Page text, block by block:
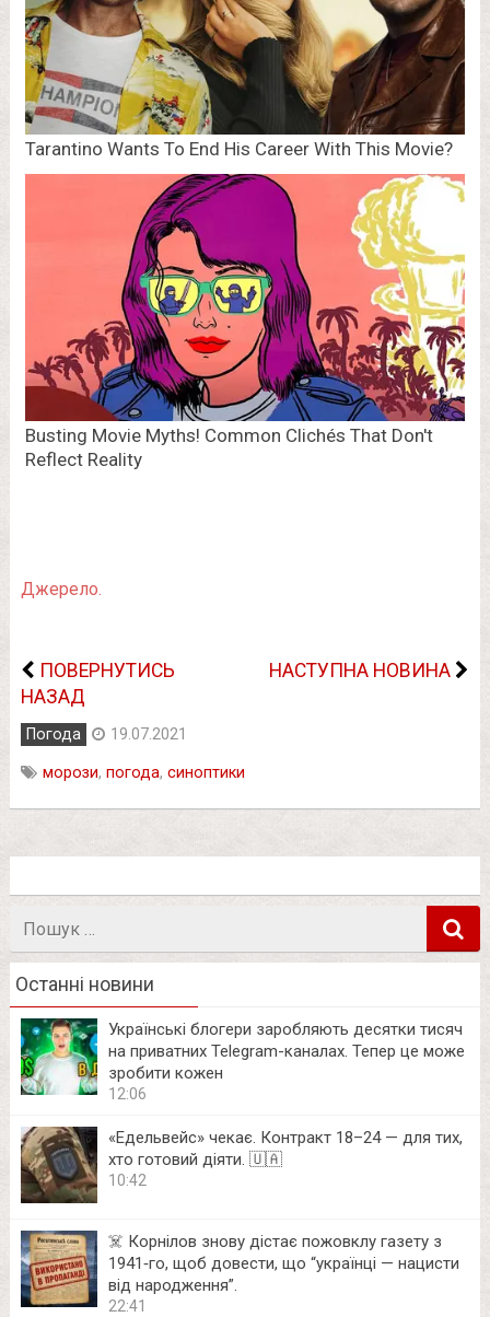
Джерело.
ПОВЕРНУТИСЬ
НАЗАД
НАСТУПНА НОВИНА
Погода 19.07.2021
морози, погода, синоптики
Останні новини
Українські блогери заробляють десятки тисяч
на приватних Telegram-каналах. Тепер це може
зробити кожен
12:06
«Едельвейс» чекає. Контракт 18–24 — для тих,
хто готовий діяти. 🇺🇦
10:42
☠️ Корнілов знову дістає пожовклу газету з
1941‑го, щоб довести, що “українці — нацисти
від народження”.
22:41